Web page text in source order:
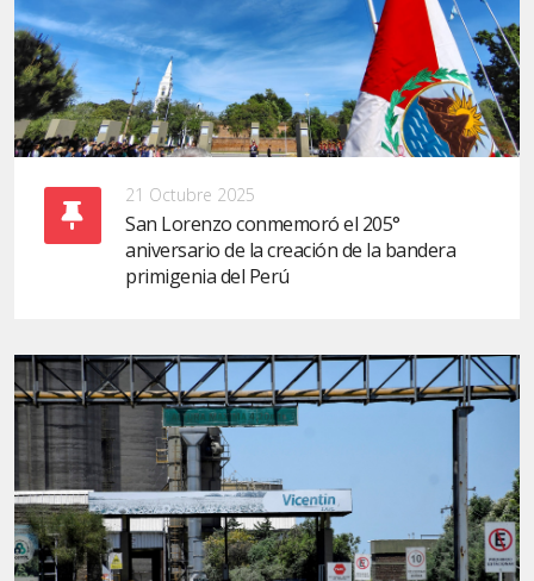
21 Octubre 2025
San Lorenzo conmemoró el 205°
aniversario de la creación de la bandera
primigenia del Perú